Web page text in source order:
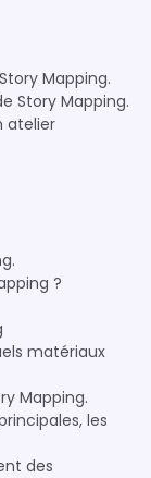
Mapping.
Story Mapping.
atelier
?
matériaux
Mapping.
les
des